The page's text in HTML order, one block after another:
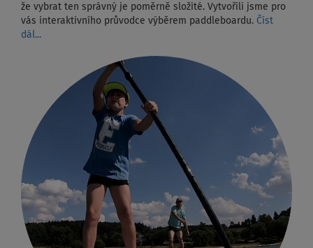
že vybrat ten správný je poměrně složité. Vytvořili jsme pro
vás interaktivního průvodce výběrem paddleboardu. Číst
dál...